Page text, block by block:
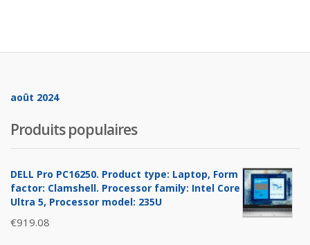
août 2024
Produits populaires
DELL Pro PC16250. Product type: Laptop, Form
factor: Clamshell. Processor family: Intel Core
Ultra 5, Processor model: 235U
€919.08